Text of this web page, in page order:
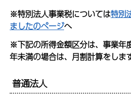
※特別法人事業税については特別
ましたのページへ
※下記の所得金額区分は、事業年
年未満の場合は、月割計算をしま
普通法人